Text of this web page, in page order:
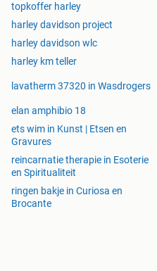
topkoffer harley
harley davidson project
harley davidson wlc
harley km teller
lavatherm 37320 in Wasdrogers
elan amphibio 18
ets wim in Kunst | Etsen en
Gravures
reincarnatie therapie in Esoterie
en Spiritualiteit
ringen bakje in Curiosa en
Brocante